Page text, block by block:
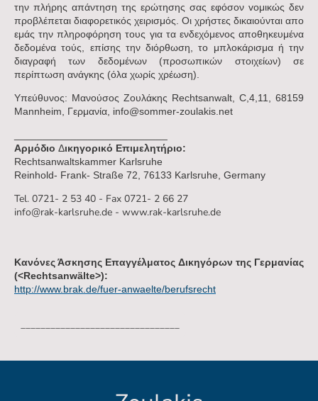
την πλήρης απάντηση της ερώτησης σας εφόσον vομικώς δεν
προβλέπεται διαφορετικός χειρισμός. Oι χρήστες δικαιούνται απο
εμάς την πληροφόρηση τους για τα ενδεχόμενος αποθηκευμένα
δεδομένα τούς, επίσης την διόρθωση, το μπλοκάρισμα ή την
διαγραφή των δεδομένων (προσωπικών στοιχείων) σε
περίπτωση ανάγκης (όλα χωρίς χρέωση).
Yπεύθυνος: Mανούσος Ζουλάκης Rechtsanwalt, C,4,11, 68159
Mannheim, Γερμανία, info@sommer-zoulakis.net
Αρμόδιο Δικηγορικό Eπιμελητήριο:
Rechtsanwaltskammer Karlsruhe
Reinhold- Frank- Straße 72, 76133 Karlsruhe, Germany
Tel. 0721- 2 53 40 - Fax 0721- 2 66 27
info@rak-karlsruhe.de - www.rak-karlsruhe.de
Κανόνες Άσκησης Επαγγέλματος Δικηγόρων της Γερμανίας
(<Rechtsanwälte>):
http://www.brak.de/fuer-anwaelte/berufsrecht
________________________________